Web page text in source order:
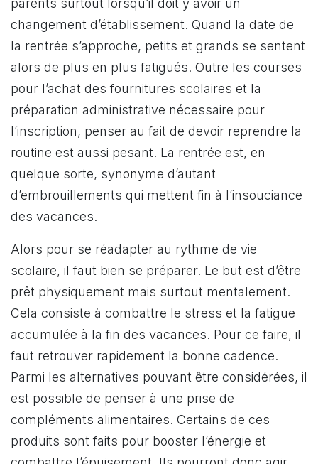
changement d’établissement. Quand la date de
la rentrée s’approche, petits et grands se sentent
alors de plus en plus fatigués. Outre les courses
pour l’achat des fournitures scolaires et la
préparation administrative nécessaire pour
l’inscription, penser au fait de devoir reprendre la
routine est aussi pesant. La rentrée est, en
quelque sorte, synonyme d’autant
d’embrouillements qui mettent fin à l’insouciance
des vacances.
Alors pour se réadapter au rythme de vie
scolaire, il faut bien se préparer. Le but est d’être
prêt physiquement mais surtout mentalement.
Cela consiste à combattre le stress et la fatigue
accumulée à la fin des vacances. Pour ce faire, il
faut retrouver rapidement la bonne cadence.
Parmi les alternatives pouvant être considérées, il
est possible de penser à une prise de
compléments alimentaires. Certains de ces
produits sont faits pour booster l’énergie et